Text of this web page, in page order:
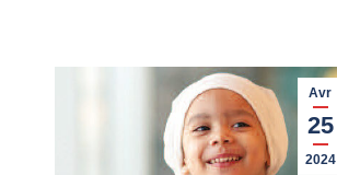
Avr
25
2024